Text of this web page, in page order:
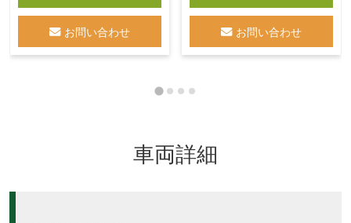
お問い合わせ お問い合わせ
車両詳細